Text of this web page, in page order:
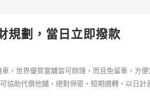
規劃，當日立即撥款
，世界優質當舖皆可辦理，而且免留車，方
協助代償他舖，絕對保密，短期週轉，以日計